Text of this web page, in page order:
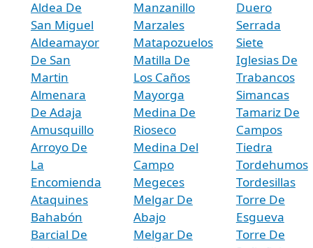
Aldea De
San Miguel
Aldeamayor
De San
Martin
Almenara
De Adaja
Amusquillo
Arroyo De
La
Encomienda
Ataquines
Bahabón
Barcial De
Manzanillo
Marzales
Matapozuelos
Matilla De
Los Caños
Mayorga
Medina De
Rioseco
Medina Del
Campo
Megeces
Melgar De
Abajo
Melgar De
Duero
Serrada
Siete
Iglesias De
Trabancos
Simancas
Tamariz De
Campos
Tiedra
Tordehumos
Tordesillas
Torre De
Esgueva
Torre De